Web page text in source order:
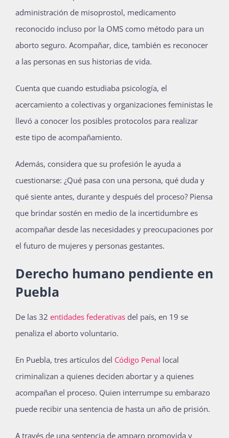
administración de misoprostol, medicamento
reconocido incluso por la OMS como método para un
aborto seguro. Acompañar, dice, también es reconocer
a las personas en sus historias de vida.
Cuenta que cuando estudiaba psicología, el
acercamiento a colectivas y organizaciones feministas le
llevó a conocer los posibles protocolos para realizar
este tipo de acompañamiento.
Además, considera que su profesión le ayuda a
cuestionarse: ¿Qué pasa con una persona, qué duda y
qué siente antes, durante y después del proceso? Piensa
que brindar sostén en medio de la incertidumbre es
acompañar desde las necesidades y preocupaciones por
el futuro de mujeres y personas gestantes.
Derecho humano pendiente en
Puebla
De las 32 entidades federativas del país, en 19 se
penaliza el aborto voluntario.
En Puebla, tres artículos del Código Penal local
criminalizan a quienes deciden abortar y a quienes
acompañan el proceso. Quien interrumpe su embarazo
puede recibir una sentencia de hasta un año de prisión.
A través de una sentencia de amparo promovida y